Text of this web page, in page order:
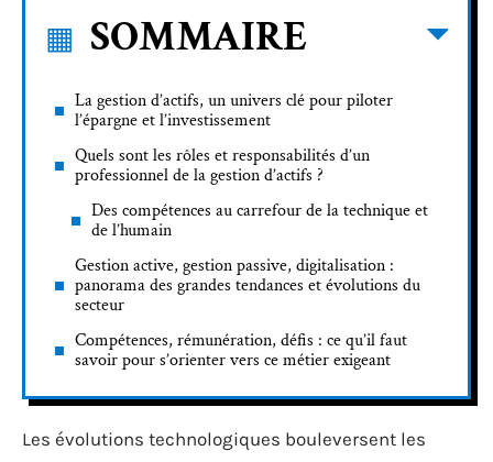
SOMMAIRE
La gestion d’actifs, un univers clé pour piloter
l’épargne et l’investissement
Quels sont les rôles et responsabilités d’un
professionnel de la gestion d’actifs ?
Des compétences au carrefour de la technique et
de l’humain
Gestion active, gestion passive, digitalisation :
panorama des grandes tendances et évolutions du
secteur
Compétences, rémunération, défis : ce qu’il faut
savoir pour s’orienter vers ce métier exigeant
Les évolutions technologiques bouleversent les